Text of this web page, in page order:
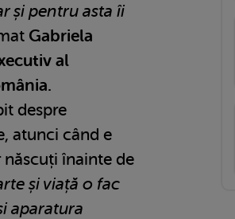
și pentru asta îi
Gabriela
al
despre
atunci când e
înainte de
și viață o fac
aparatura